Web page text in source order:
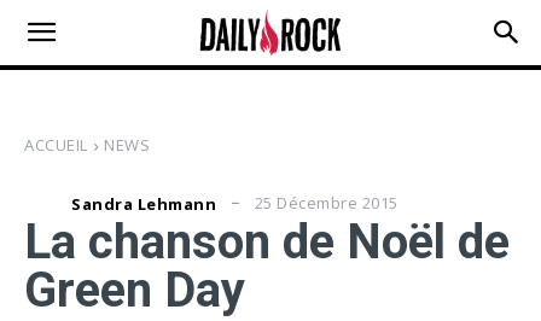
ACCUEIL NEWS
Sandra Lehmann 25 Décembre 2015
La chanson de Noël de
Green Day